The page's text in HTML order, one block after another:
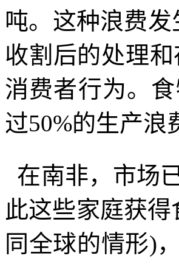
吨。这种浪费
收割后的处理
消费者行为。
过50%的生产浪
在南非，市场
此这些家庭获
同全球的情形)